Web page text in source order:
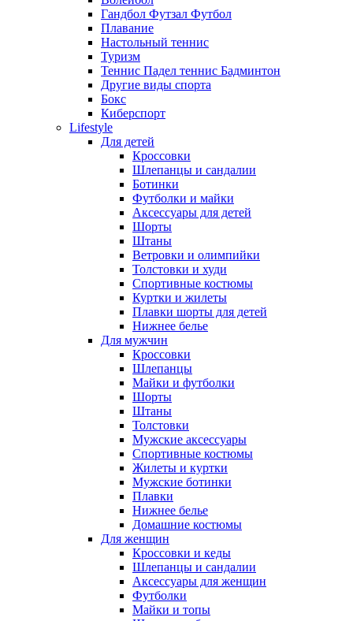
Гандбол Футзал Футбол
Плавание
Настольный теннис
Туризм
Теннис Падел теннис Бадминтон
Другие виды спорта
Бокс
Киберспорт
Lifestyle
Для детей
Кроссовки
Шлепанцы и сандалии
Ботинки
Футболки и майки
Аксессуары для детей
Шорты
Штаны
Ветровки и олимпийки
Толстовки и худи
Спортивные костюмы
Куртки и жилеты
Плавки шорты для детей
Нижнее белье
Для мужчин
Кроссовки
Шлепанцы
Майки и футболки
Шорты
Штаны
Толстовки
Мужские аксессуары
Спортивные костюмы
Жилеты и куртки
Мужские ботинки
Плавки
Нижнее белье
Домашние костюмы
Для женщин
Кроссовки и кеды
Шлепанцы и сандалии
Аксессуары для женщин
Футболки
Майки и топы